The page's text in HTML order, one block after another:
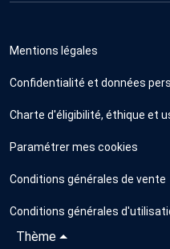
Mentions légales
Confidentialité et données
Charte d'éligibilité, éthique et
Paramétrer mes cookies
Conditions générales de vente
Conditions générales
Thème